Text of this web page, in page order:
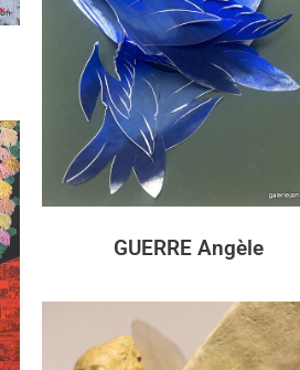
GUERRE Angèle